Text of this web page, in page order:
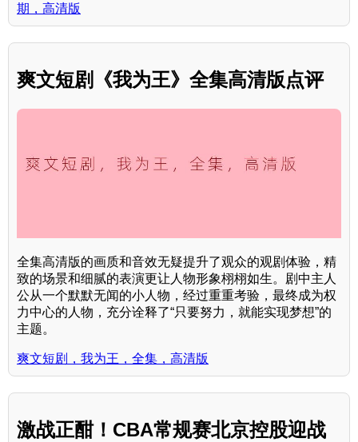
期，高清版
爽文短剧《我为王》全集高清版点评
全集高清版的画质和音效无疑提升了观众的观剧体验，精
致的场景和细腻的表演更让人物形象栩栩如生。剧中主人
公从一个默默无闻的小人物，经过重重考验，最终成为权
力中心的人物，充分诠释了“只要努力，就能实现梦想”的
主题。
爽文短剧，我为王，全集，高清版
激战正酣！CBA常规赛北京控股迎战